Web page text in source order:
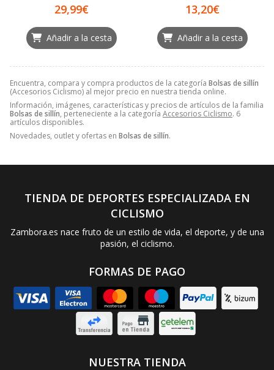
Encuentra, compara y compra productos de la categoría Bolsas de sillín
(Accesorios Ciclismo) al mejor precio en nuestra tienda online.
Información, imágenes, características y precios de artículos de la familia
Bolsas de sillín, perteneciente a la categoría Accesorios Ciclismo. 6
artículos disponibles.
Novedades, outlet y ofertas en Bolsas de sillín.
29,99€
Añadir a la cesta
13,20€
Añadir a la cesta
TIENDA DE DEPORTES ESPECIALIZADA EN
CICLISMO
Zambora.es nace fruto de un estilo de vida, el deporte, y de una
pasión, el ciclismo.
FORMAS DE PAGO
NUESTRA TIENDA